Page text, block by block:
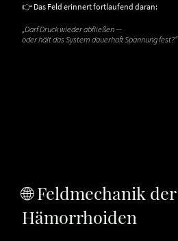
👉 Das Feld erinnert fortlaufend daran:
„Darf Druck wieder abfließen —
oder hält das System dauerhaft Spannung fest?“
🌐 Feldmechanik der
Hämorrhoiden